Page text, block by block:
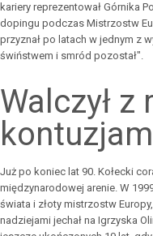
kariery reprezentował Górnika
dopingu podczas Mistrzostw
przyznał po latach w jednym z
świństwem i smród pozostał".
Walczył z
Już po koniec lat 90. Kołecki
międzynarodowej arenie. W
świata i złoty mistrzostw
nadziejami jechał na Igrzyska